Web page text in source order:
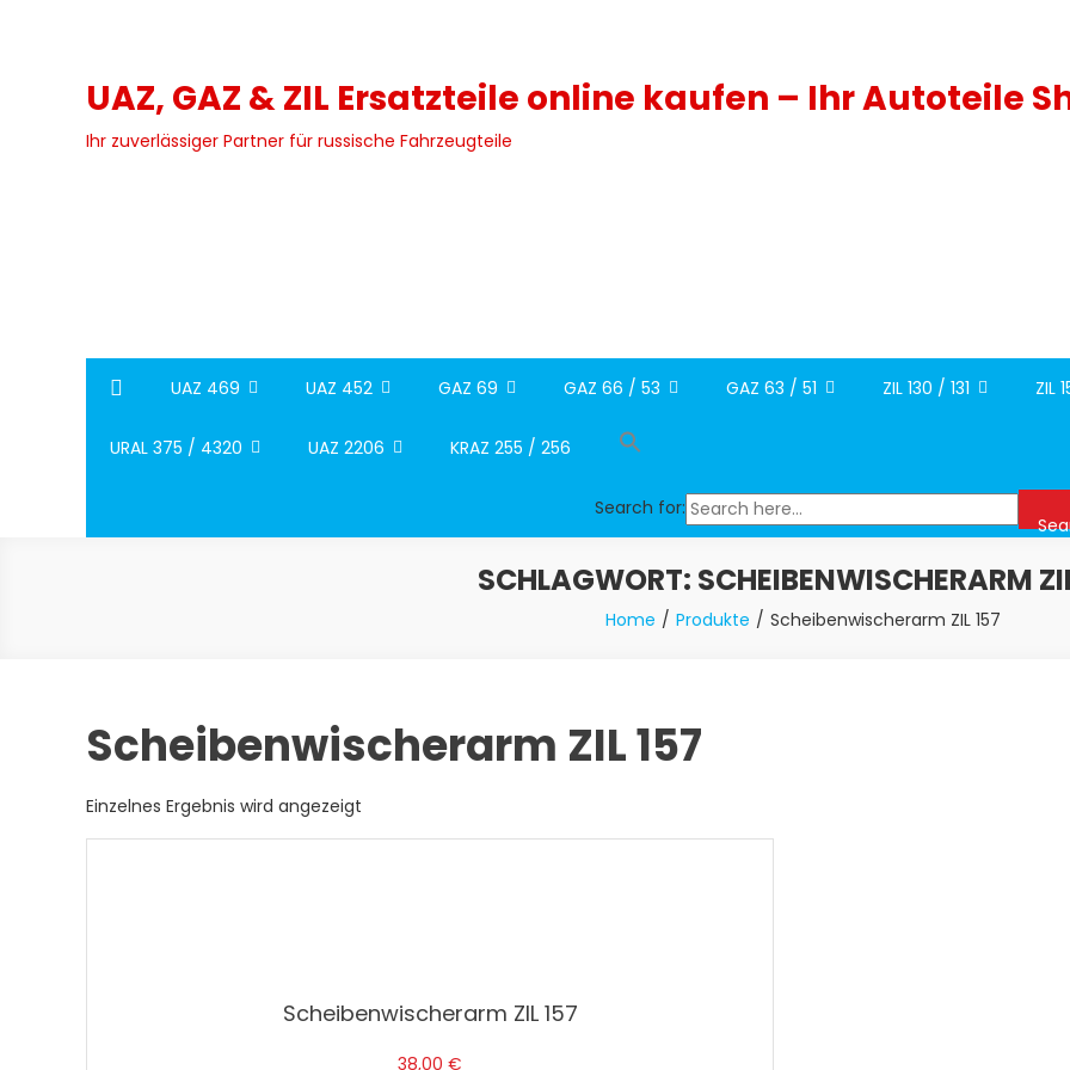
UAZ, GAZ & ZIL Ersatzteile online kaufen – Ihr Autoteile
Ihr zuverlässiger Partner für russische Fahrzeugteile
UAZ 469 UAZ 452 GAZ 69 GAZ 66 / 53 GAZ 63 / 51 ZIL 130 / 131 ZIL
URAL 375 / 4320 UAZ 2206 KRAZ 255 / 256
Search for:
SCHLAGWORT: SCHEIBENWISCHERARM
Home Produkte Scheibenwischerarm ZIL 157
Scheibenwischerarm ZIL 157
Einzelnes Ergebnis wird angezeigt
Scheibenwischerarm ZIL 157
38,00 €